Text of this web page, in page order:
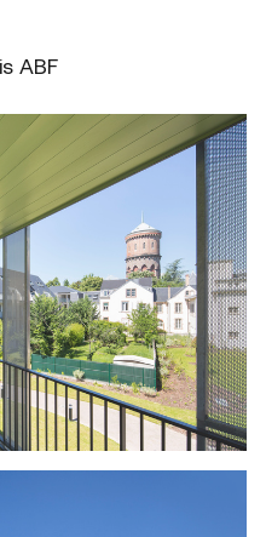
ABF